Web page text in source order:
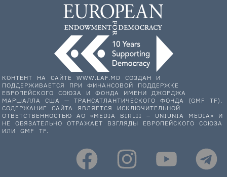
КОНТЕНТ НА САЙТЕ WWW.LAF.MD СОЗДАН И
ПОДДЕРЖИВАЕТСЯ ПРИ ФИНАНСОВОЙ ПОДДЕРЖКЕ
ЕВРОПЕЙСКОГО СОЮЗА И ФОНДА ИМЕНИ ДЖОРДЖА
МАРШАЛЛА США — ТРАНСАТЛАНТИЧЕСКОГО ФОНДА (GMF TF).
СОДЕРЖАНИЕ САЙТА ЯВЛЯЕТСЯ ИСКЛЮЧИТЕЛЬНОЙ
ОТВЕТСТВЕННОСТЬЮ АО «MEDIA BIRLII – UNIUNIA MEDIA» И
НЕ ОБЯЗАТЕЛЬНО ОТРАЖАЕТ ВЗГЛЯДЫ ЕВРОПЕЙСКОГО СОЮЗА
ИЛИ GMF TF.